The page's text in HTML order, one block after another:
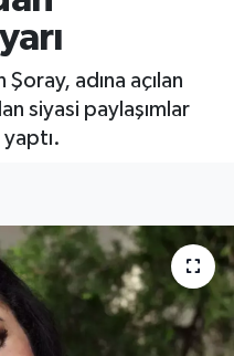
adına açılan
siyasi paylaşımlar
yaptı.